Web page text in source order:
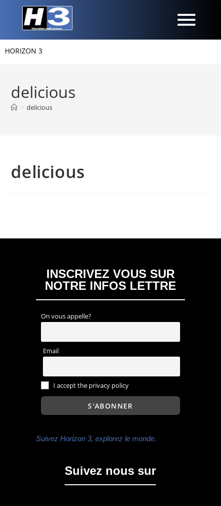
3
delicious
> delicious
delicious
INSCRIVEZ VOUS SUR
NOTRE INFOS LETTRE
On vous appelle?
Email
I accept the privacy policy
Suivez Horizon 3, explorez le monde.
Suivez nous sur